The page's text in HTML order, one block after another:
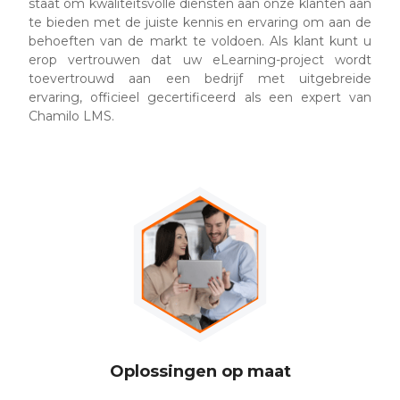
staat om kwaliteitsvolle diensten aan onze klanten aan
te bieden met de juiste kennis en ervaring om aan de
behoeften van de markt te voldoen. Als klant kunt u
erop vertrouwen dat uw eLearning-project wordt
toevertrouwd aan een bedrijf met uitgebreide
ervaring, officieel gecertificeerd als een expert van
Chamilo LMS.
Oplossingen op maat